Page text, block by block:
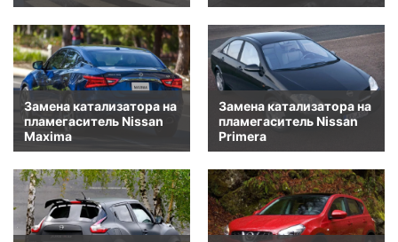
Замена катализатора на
пламегаситель Nissan
Maxima
Замена катализатора на
пламегаситель Nissan
Primera